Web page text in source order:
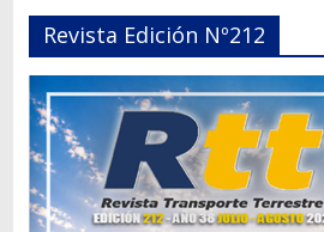
Revista Edición Nº212